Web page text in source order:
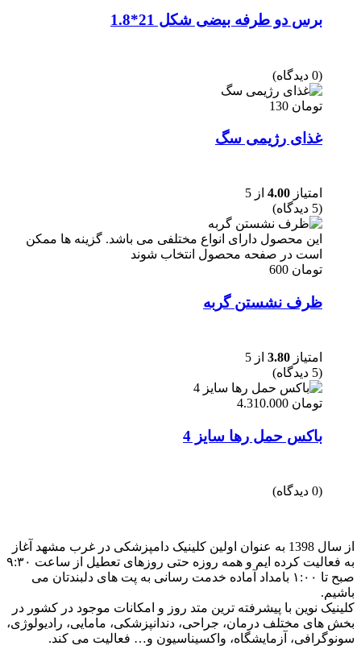
برس دو طرفه بیضی شکل 21*1.8
(0 دیدگاه)
تومان
غذای رژیمی سگ
امتیاز 4.00 از 5
(5 دیدگاه)
این محصول دارای انواع مختلفی می باشد. گزینه ها ممکن
است در صفحه محصول انتخاب شوند
تومان
ظرف نشستن گربه
امتیاز 3.80 از 5
(5 دیدگاه)
تومان
باکس حمل رها سایز 4
(0 دیدگاه)
از سال 1398 به عنوان اولین کلینیک دامپزشکی در غرب مشهد آغاز
به فعالیت کرده ایم و همه روزه حتی روزهای تعطیل از ساعت ۹:۳۰
صبح تا ۱:۰۰ بامداد آماده خدمت رسانی به پت های دلبندتان می
باشیم.
کلینیک نوین با پیشرفته ترین متد روز و امکانات موجود در کشور در
بخش های مختلف درمان، جراحی، دندانپزشکی، مامایی، رادیولوژی،
سونوگرافی، آزمایشگاه، واکسیناسیون و… فعالیت می کند.